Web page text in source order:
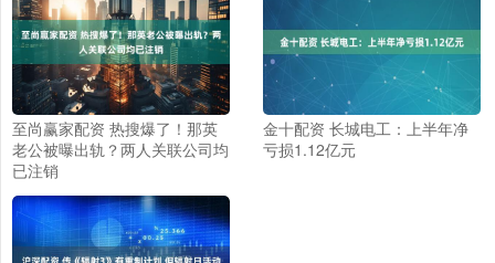
至尚赢家配资 热搜爆了！那英
老公被曝出轨？两人关联公司均
已注销
金十配资 长城电工：上半年净
亏损1.12亿元